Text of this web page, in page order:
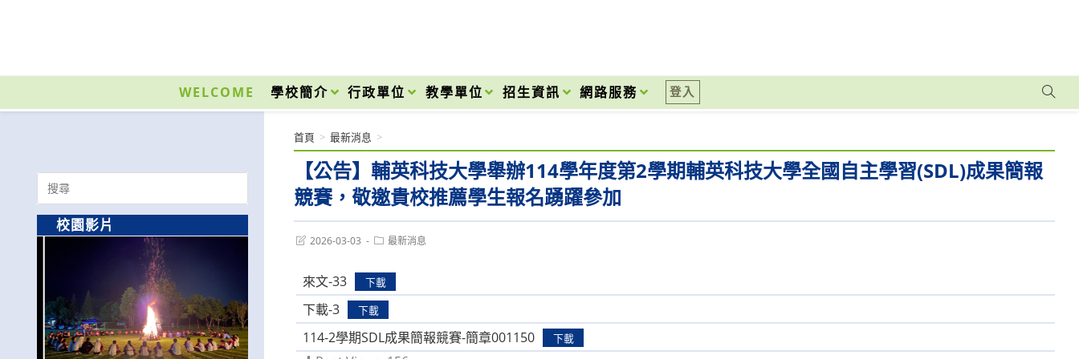
內
WELCOME 學校簡介 行政單位 教學單位 招生資訊 網路服務 登入
【公告】輔英科技大學舉辦114學年度第2學期輔英科技大學全國自主學習(SDL)成果簡報
競賽，敬邀貴校推薦學生報名踴躍參加
首頁 > 最新消息 >
Post2026-03-03
Post最新消息
來文-33 下載
下載-3 下載
114-2學期SDL成果簡報競賽-簡章001150 下載
Search
for:
校園影片